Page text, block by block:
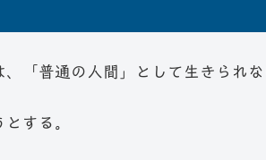
「普通の人間」として生きられな
する。